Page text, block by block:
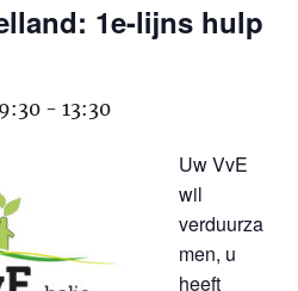
1e-lijns hulp
- 13:30
Uw VvE
wil
verduurza
men, u
heeft